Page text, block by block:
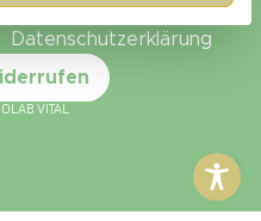
Zahlungsarten
Datenschutzerklärung
VITAL